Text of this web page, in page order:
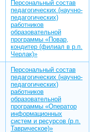
Персональный состав
педагогических (научно-
педагогических)
работников
образовательной
программы «Повар,
кондитер (филиал в р.п.
Черлак)»
Персональный состав
педагогических (научно-
педагогических)
работников
образовательной
программы «Оператор
информационных
систем и ресурсов (р.п.
Таврическое)»